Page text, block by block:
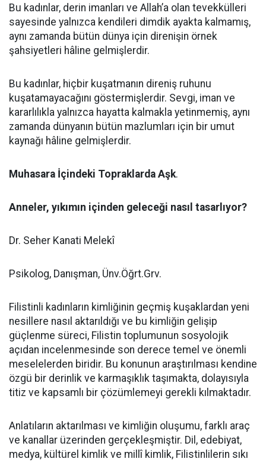
Bu kadınlar, derin imanları ve Allah’a olan tevekkülleri
sayesinde yalnızca kendileri dimdik ayakta kalmamış,
aynı zamanda bütün dünya için direnişin örnek
şahsiyetleri hâline gelmişlerdir.
Bu kadınlar, hiçbir kuşatmanın direniş ruhunu
kuşatamayacağını göstermişlerdir. Sevgi, iman ve
kararlılıkla yalnızca hayatta kalmakla yetinmemiş, aynı
zamanda dünyanın bütün mazlumları için bir umut
kaynağı hâline gelmişlerdir.
Muhasara İçindeki Topraklarda Aşk.
Anneler, yıkımın içinden geleceği nasıl tasarlıyor?
Dr. Seher Kanati Melekî
Psikolog, Danışman, Ünv.Öğrt.Grv.
Filistinli kadınların kimliğinin geçmiş kuşaklardan yeni
nesillere nasıl aktarıldığı ve bu kimliğin gelişip
güçlenme süreci, Filistin toplumunun sosyolojik
açıdan incelenmesinde son derece temel ve önemli
meselelerden biridir. Bu konunun araştırılması kendine
özgü bir derinlik ve karmaşıklık taşımakta, dolayısıyla
titiz ve kapsamlı bir çözümlemeyi gerekli kılmaktadır.
Anlatıların aktarılması ve kimliğin oluşumu, farklı araç
ve kanallar üzerinden gerçekleşmiştir. Dil, edebiyat,
medya, kültürel kimlik ve millî kimlik, Filistinlilerin sıkı